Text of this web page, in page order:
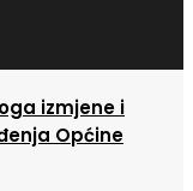
izmjene i
Općine